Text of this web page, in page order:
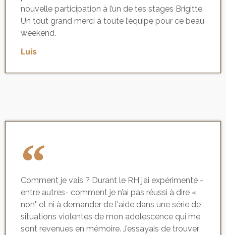
nouvelle participation à l’un de tes stages Brigitte.
Un tout grand merci à toute l’équipe pour ce beau
weekend.
Luis
Comment je vais ? Durant le RH j’ai expérimenté -
entre autres- comment je n’ai pas réussi à dire «
non" et ni à demander de l'aide dans une série de
situations violentes de mon adolescence qui me
sont revenues en mémoire. J’essayais de trouver